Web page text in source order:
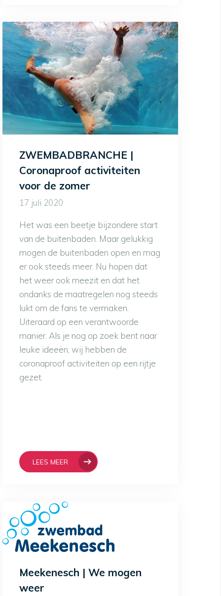
ZWEMBADBRANCHE |
Coronaproof activiteiten
voor de zomer
17 juli 2020
Het was een beetje bijzondere start
van de buitenbaden. Maar gelukkig
mogen de buitenbaden open en mag
er ook steeds meer. Nu hopen dat
het weer ook meezit en dat het
ondanks de maatregelen nog steeds
lukt om de fans te vermaken.
Uiteraard op een verantwoorde
manier. Als je nog op zoek bent naar
leuke ideeën, wij hebben de
coronaproof activiteiten op een rijtje
gezet.
LEES MEER
Meekenesch | We mogen
weer